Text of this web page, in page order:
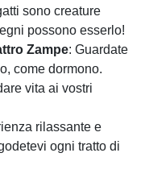
sono creature
possono esserlo!
Zampe: Guardate
come dormono.
vita ai vostri
rilassante e
ogni tratto di